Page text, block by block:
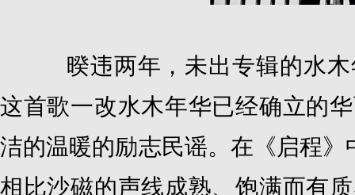
暌违两年，未出专辑的水木
这首歌一改水木年华已经确立的
洁的温暖的励志民谣。在《启程》
相比沙磁的声线成熟、饱满而有